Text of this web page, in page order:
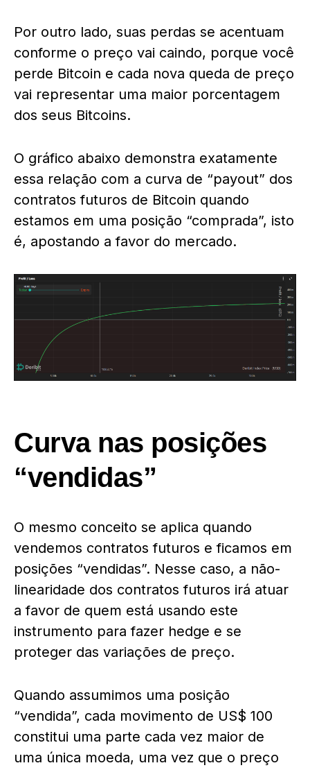
Por outro lado, suas perdas se acentuam
conforme o preço vai caindo, porque você
perde Bitcoin e cada nova queda de preço
vai representar uma maior porcentagem
dos seus Bitcoins.
O gráfico abaixo demonstra exatamente
essa relação com a curva de “payout” dos
contratos futuros de Bitcoin quando
estamos em uma posição “comprada”, isto
é, apostando a favor do mercado.
Curva nas posições
“vendidas”
O mesmo conceito se aplica quando
vendemos contratos futuros e ficamos em
posições “vendidas”. Nesse caso, a não-
linearidade dos contratos futuros irá atuar
a favor de quem está usando este
instrumento para fazer hedge e se
proteger das variações de preço.
Quando assumimos uma posição
“vendida”, cada movimento de US$ 100
constitui uma parte cada vez maior de
uma única moeda, uma vez que o preço